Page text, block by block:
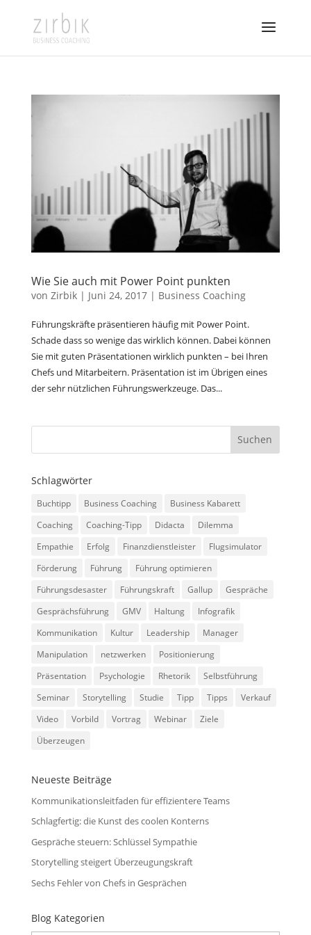
Wie Sie auch mit Power Point punkten
von Zirbik| Juni 24, 2017| Business Coaching
Führungskräfte präsentieren häufig mit Power Point.
Schade dass so wenige das wirklich können. Dabei können
Sie mit guten Präsentationen wirklich punkten – bei Ihren
Chefs und Mitarbeitern. Präsentation ist im Übrigen eines
der sehr nützlichen Führungswerkzeuge. Das...
Schlagwörter
Buchtipp Business Coaching
Business Kabarett
Coaching
Coaching-Tipp Didacta
Dilemma
Empathie
Erfolg Finanzdienstleister
Flugsimulator
Förderung
Führung
Führung optimieren
Führungsdesaster
Führungskraft Gallup
Gespräche
Gesprächsführung
GMV Haltung
Infografik
Kommunikation
Kultur Leadership
Manager
Manipulation
netzwerken
Positionierung
Präsentation
Psychologie Rhetorik
Selbstführung
Seminar
Storytelling Studie Tipp Tipps
Verkauf
Video
Vorbild Vortrag Webinar
Ziele
Überzeugen
Neueste Beiträge
Kommunikationsleitfaden für effizientere Teams
Schlagfertig: die Kunst des coolen Konterns
Gespräche steuern: Schlüssel Sympathie
Storytelling steigert Überzeugungskraft
Sechs Fehler von Chefs in Gesprächen
Blog Kategorien